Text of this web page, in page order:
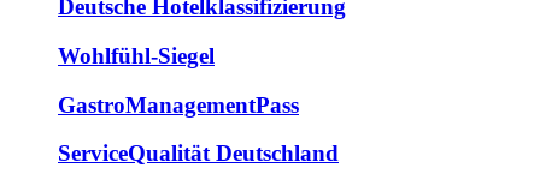
Deutsche Hotelklassifizierung
Wohlfühl-Siegel
GastroManagementPass
ServiceQualität Deutschland